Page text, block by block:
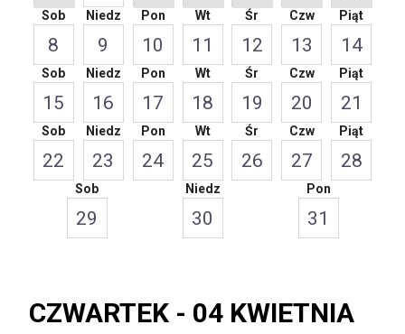
Sob
8
Niedz
9
Pon
10
Wt
11
Śr
12
Czw
13
Piąt
14
Sob
15
Niedz
16
Pon
17
Wt
18
Śr
19
Czw
20
Piąt
21
Sob
22
Niedz
23
Pon
24
Wt
25
Śr
26
Czw
27
Piąt
28
Sob
29
Niedz
30
Pon
31
CZWARTEK - 04 KWIETNIA